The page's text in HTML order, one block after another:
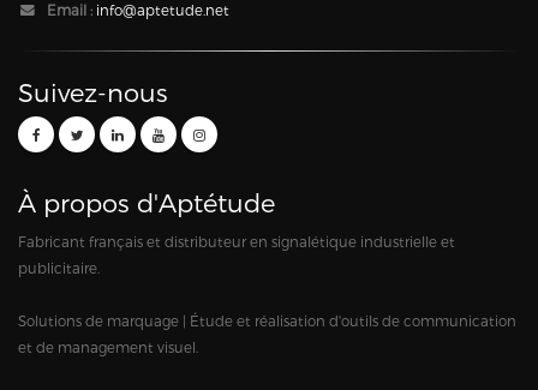
Email : info@aptetude.net
Suivez-nous
À propos d'Aptétude
Fabricant français et distributeur en signalétique industrielle et
publicitaire.
Solutions de marquage | Étude et réalisation d'outils de communication
et de management visuel.